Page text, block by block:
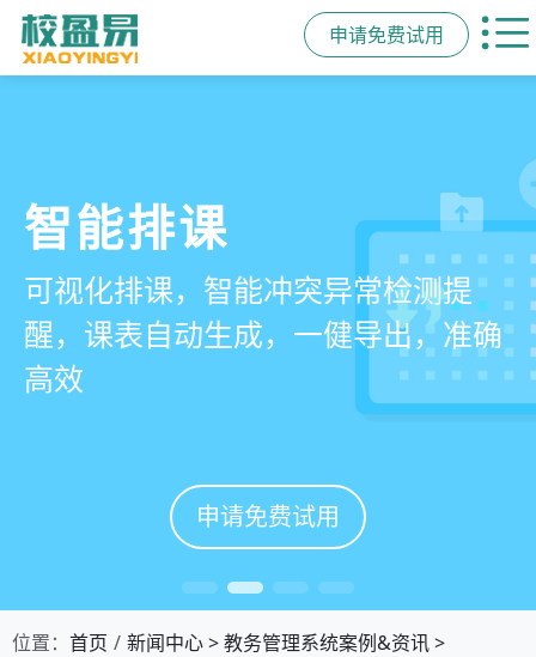
申请免费试用
管学校，用校盈易
培训机构教务管理系
统
有效提升运营管理效率45%
申请免费试用
智能排课
可视化排课，智能冲突异常检测提
醒，课表自动生成，一健导出，准确
高效
申请免费试用
课时统计
学员签到同步扣减课时，老师带课量
自动统计、汇总，数据清晰可查免扯
皮
申请免费试用
家校互动
一部手机链接教师、学员、家长，沟
通互动零距离，服务贴心铸口碑促续
费
申请免费试用
位置： 首页 新闻中心>教务管理系统案例&资讯>